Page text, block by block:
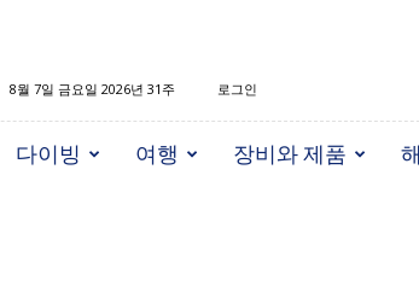
8월 7일 금요일 2026년 31주 로그인
다이빙 여행 장비와 제품